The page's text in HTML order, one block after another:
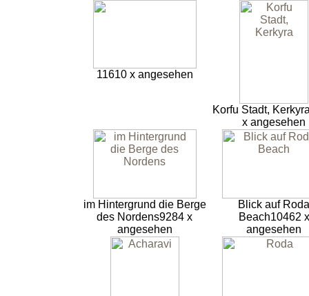
11610 x angesehen
Korfu Stadt,
x angesehen
im Hintergrund die Berge
des Nordens9284 x
angesehen
Blick auf Roda
Beach10462 x
angesehen